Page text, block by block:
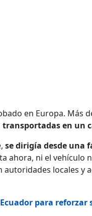
en Europa. Más
en un
se dirigía desde una
ahora, ni el vehículo
locales y
para